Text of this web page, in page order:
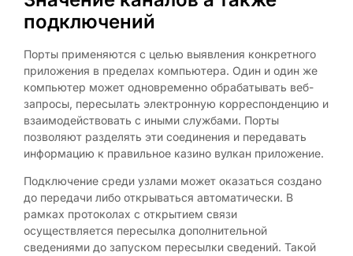
подключений
Порты применяются с целью выявления конкретного
приложения в пределах компьютера. Один и один же
компьютер может одновременно обрабатывать веб-
запросы, пересылать электронную корреспонденцию и
взаимодействовать с иными службами. Порты
позволяют разделять эти соединения и передавать
информацию к правильное казино вулкан приложение.
Подключение среди узлами может оказаться создано
до передачи либо открываться автоматически. В
рамках протоколах с открытием связи
осуществляется пересылка дополнительной
сведениями до запуском пересылки сведений. Такой